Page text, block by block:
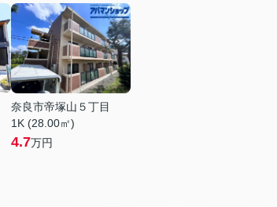
奈良市帝塚山５丁目
1K (28.00㎡)
4.7万円